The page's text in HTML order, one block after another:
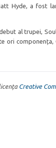
Hyde, a fost
al trupei,
ori componența,
Creative